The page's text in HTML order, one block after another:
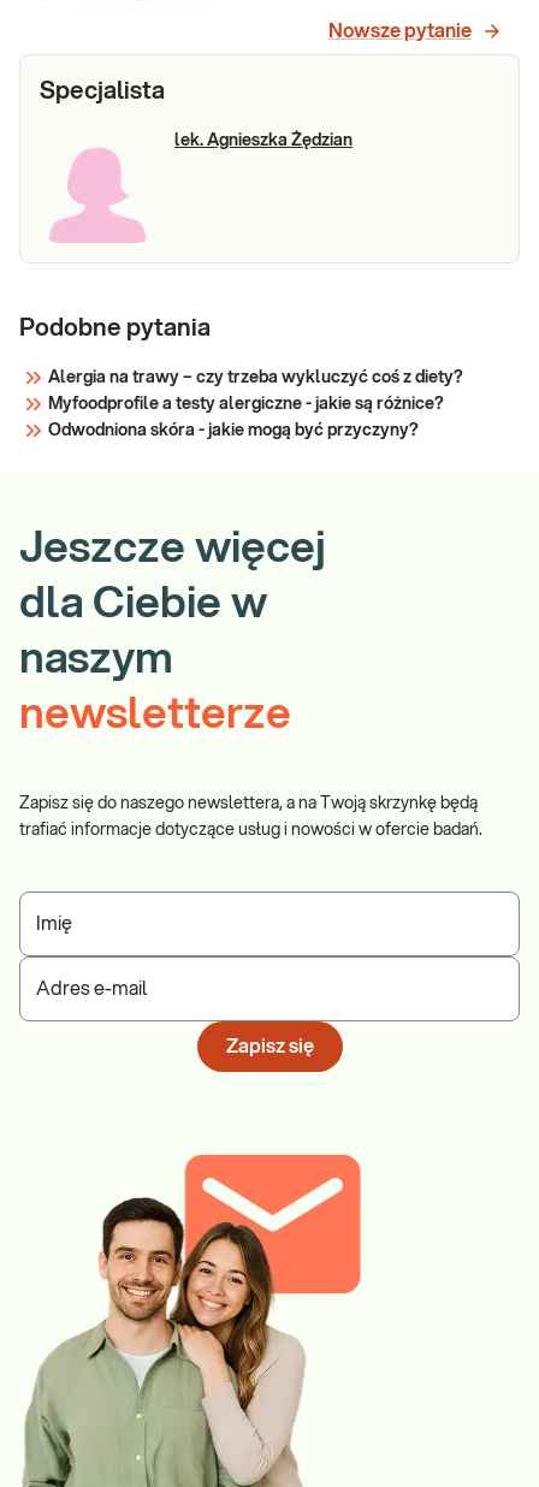
Nowsze pytanie
Specjalista
lek. Agnieszka Żędzian
Podobne pytania
Alergia na trawy – czy trzeba wykluczyć coś z diety?
Myfoodprofile a testy alergiczne - jakie są różnice?
Odwodniona skóra - jakie mogą być przyczyny?
Jeszcze więcej
dla Ciebie w
naszym
newsletterze
Zapisz się do naszego newslettera, a na Twoją skrzynkę będą
trafiać informacje dotyczące usług i nowości w ofercie badań.
Imię
Adres e-mail
Zapisz się